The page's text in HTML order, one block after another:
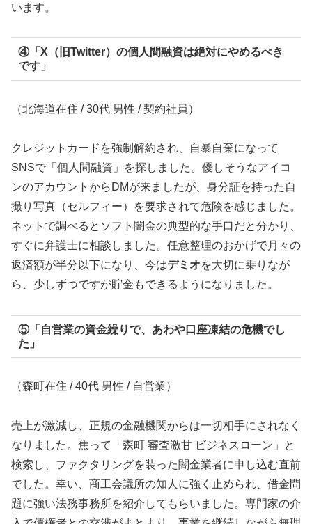
います。
④「X（旧Twitter）の個人間融資は絶対にやめるべき
です」
（北海道在住 / 30代 男性 / 契約社員）
クレジットカードを強制解約され、自暴自棄になって
SNSで「個人間融資」を探しました。優しそうなアイコ
ンのアカウントからDMが来ましたが、身分証を持った自
撮り写真（セルフィー）を要求されて危険を感じました。
ネットで調べるとソフト闇金の典型的な手口だと分かり、
すぐに弁護士に相談しました。任意整理のおかげで月々の
返済額が半分以下になり、今はデミオを大切に乗りなが
ら、少しずつですが貯金もできるようになりました。
⑤「自営業の資金繰りで、あわや口座凍結の危機でし
た」
（森町在住 / 40代 男性 / 自営業）
売上が激減し、正規の金融機関からは一切相手にされなく
なりました。焦って「森町 審査激甘 ビジネスローン」と
検索し、ファクタリングを装った闇金業者に申し込む直前
でした。幸い、商工会議所の知人に強く止められ、借金問
題に強い法務事務所を紹介してもらいました。専門家の介